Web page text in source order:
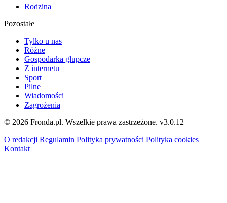
Rodzina
Pozostałe
Tylko u nas
Różne
Gospodarka głupcze
Z internetu
Sport
Pilne
Wiadomości
Zagrożenia
© 2026 Fronda.pl. Wszelkie prawa zastrzeżone. v3.0.12
O redakcji Regulamin Polityka prywatności Polityka cookies
Kontakt